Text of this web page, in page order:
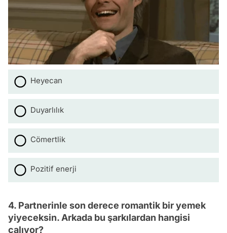
Heyecan
Duyarlılık
Cömertlik
Pozitif enerji
4. Partnerinle son derece romantik bir yemek
yiyeceksin. Arkada bu şarkılardan hangisi
çalıyor?